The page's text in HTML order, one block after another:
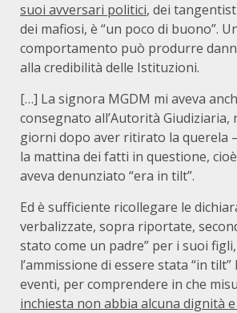
suoi avversari politici, dei
dei mafiosi, è “un poco di buono”.
comportamento può produrre
alla credibilità delle Istituzioni.
[…] La signora MGDM mi aveva
consegnato all’Autorità Giudiziaria,
giorni dopo aver ritirato la querela
la mattina dei fatti in questione,
aveva denunziato “era in tilt”.
Ed è sufficiente ricollegare le
verbalizzate, sopra riportate,
stato come un padre” per i suoi
l’ammissione di essere stata “in
eventi, per comprendere in che
inchiesta non abbia alcuna dignità